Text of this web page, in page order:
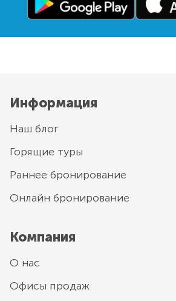
Информация
Наш блог
Горящие туры
Раннее бронирование
Онлайн бронирование
Компания
О нас
Офисы продаж